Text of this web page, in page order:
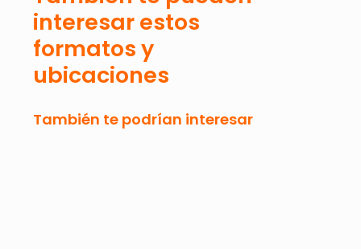
interesar estos
formatos y
ubicaciones
También te podrían interesar